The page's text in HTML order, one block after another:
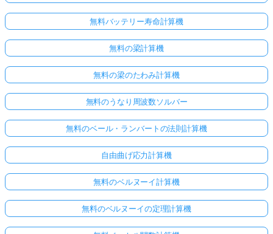
ま
質
が
無料バッテリー寿命計算機
無料の梁計算機
無料の梁のたわみ計算機
無料のうなり周波数ソルバー
無料のベール・ランバートの法則計算機
自由曲げ応力計算機
無料のベルヌーイ計算機
無料のベルヌーイの定理計算機